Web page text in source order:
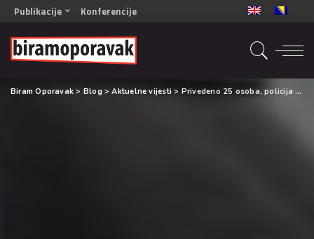
Publikacije
OPORAVAK- Naš zajednički cilj BiH/CG
OPORAVAK- Naš zajednički cilj SRB
OPORAVAK- Naš zajednički cilj 2
Konferencije
Biram Oporavak > Blog>Aktuelne vijesti > Privedeno 25 osoba, policija pronašla 10 kilograma droge